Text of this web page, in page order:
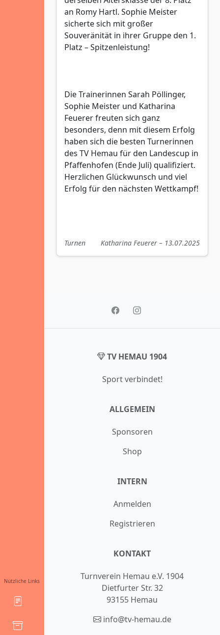
Nützliche Links
an Romy Hartl. Sophie Meister
sicherte sich mit großer
Souveränität in ihrer Gruppe den 1.
Platz – Spitzenleistung!
Die Trainerinnen Sarah Pöllinger,
Sophie Meister und Katharina
Feuerer freuten sich ganz
besonders, denn mit diesem Erfolg
haben sich die besten Turnerinnen
des TV Hemau für den Landescup in
Pfaffenhofen (Ende Juli) qualifiziert.
Herzlichen Glückwunsch und viel
Erfolg für den nächsten Wettkampf!
Turnen Katharina Feuerer – 13.07.2025
TV HEMAU 1904
Sport verbindet!
ALLGEMEIN
Sponsoren
Shop
INTERN
Anmelden
Registrieren
KONTAKT
Turnverein Hemau e.V. 1904
Dietfurter Str. 32
93155 Hemau
info@tv-hemau.de